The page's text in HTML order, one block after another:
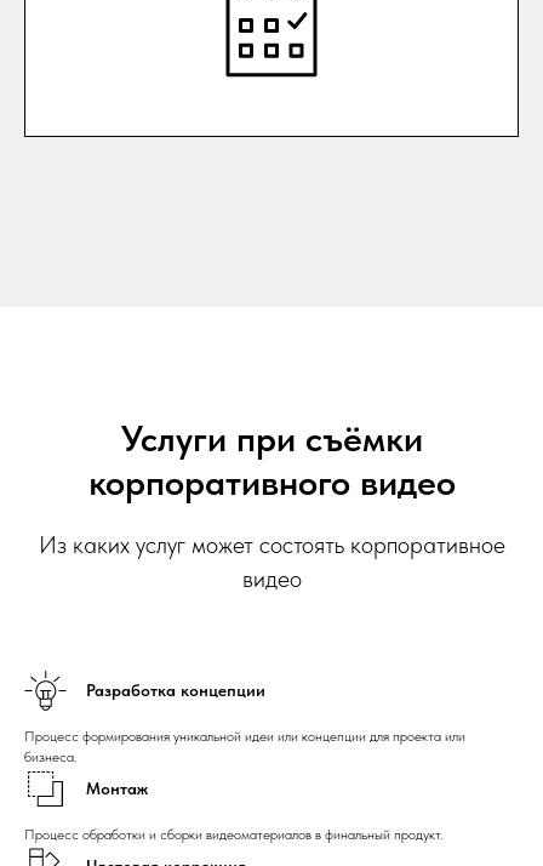
Услуги при съёмки
корпоративного видео
Из каких услуг может состоять корпоративное
видео
Разработка концепции
Процесс формирования уникальной идеи или концепции для проекта или
бизнеса.
Монтаж
Процесс обработки и сборки видеоматериалов в финальный продукт.